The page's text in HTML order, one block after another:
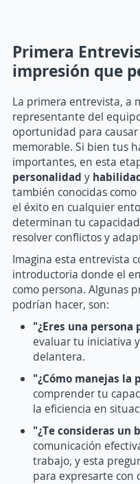
Primera
impresión que
La primera entrevista, a
representante del
oportunidad para
memorable. Si bien tus
importantes, en esta
personalidad y
también conocidas como
el éxito en cualquier
determinan tu
resolver conflictos y
Imagina esta entrevista
introductoria donde el
como persona. Algunas
podrían hacer, son:
"¿Eres una persona
evaluar tu iniciativa
delantera.
"¿Cómo manejas la
comprender tu
la eficiencia en
"¿Te consideras un
comunicación
trabajo, y esta
para expresarte con